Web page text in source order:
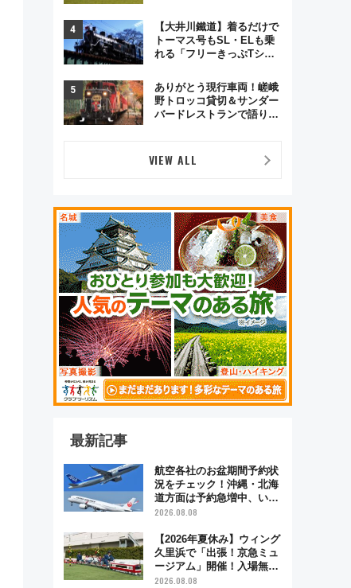
デザイン
【大井川鐵道】着るだけで
トーマス号もSL・ELも乗
れる「フリーきっぷTシャ
ありがとう現行車両！嵯峨
野トロッコ貸切＆サンダー
バードレストランで語り合
日「京都の鉄道満喫ツア
ー」開催
VIEW ALL
最新記事
航空各社のお盆期間予約状
況をチェック！沖縄・北海
道方面は予約急増中、いま
から狙うべき日は？
2026.08.08
【2026年夏休み】ウィング
久里浜で「出張！京急ミュ
ージアム」開催！入場無料
でスタンプラリーや子ども
2026.08.08